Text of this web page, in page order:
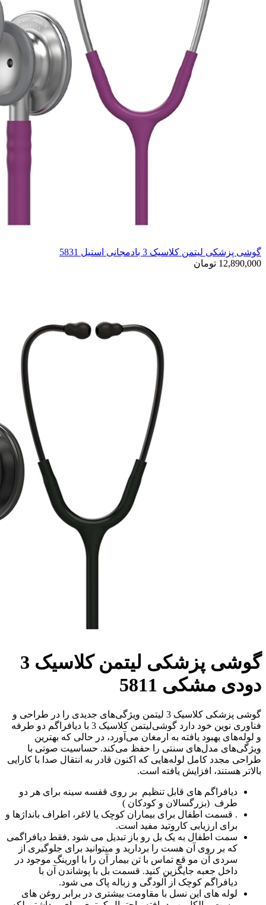
گوشی پزشکی لیتمن کلاسیک 3 بادمجانی استیل 5831
12,890,000 تومان
گوشی پزشکی لیتمن کلاسیک 3
دودی مشکی 5811
گوشی‌ پزشکی کلاسیک 3 لیتمن ویژگی‌های جدیدی را در طراحی و
فناوری نوین خود دارد گوشی‌لیتمن کلاسیک 3 با دیافراگم دو طرفه
و لوله‌های بهبود یافته به ارمغان می‌آورد، در حالی که بهترین
ویژگی‌های مدل‌های سنتی را حفظ می‌کند. حساسیت صوتی با
طراحی مجدد کامل لوله‌هایی که اکنون قادر به انتقال صدا با کارایی
بالاتر هستند، افزایش یافته است.
دیافراگم های قابل تنظیم بر روی قفسه سینه برای هر دو
طرف (بزرگسالان و کودکان )
. قسمت اطفال برای بیماران کوچک یا لاغر، اطراف بانداژها و
برای ارزیابی کاروتید مفید است.
سمت اطفال به یک بل رو باز تبدیل می شود ,فقط دیافراگمی
که بر روی آن هست را بردارید و میتوانید برای جلوگیری از
سردی آن مو قع تماس با تن بیمار آن را با اورینگ موجود در
داخل جعبه جایگزین کنید. قسمت بل با پوشاندن آن با
دیافراگم کوچک از آلودگی و زباله پاک می شود.
لوله های این نسل با مقاومت بیشتری در برابر روغن های